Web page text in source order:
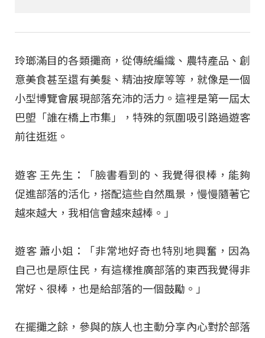
玲瑯滿目的各類攤商，從傳統編織、農特產品、創
意美食甚至還有美髮、精油按摩等等，就像是一個
小型博覽會展現部落充沛的活力。這裡是第一屆太
巴塱「誰在橋上市集」，特殊的氛圍吸引路過遊客
前往逛逛。
遊客 王先生：「臉書看到的、我覺得很棒，能夠
促進部落的活化，搭配這些自然風景，慢慢隨著它
越來越大，我相信會越來越棒。」
遊客 蕭小姐：「非常地好奇也特別地興奮，因為
自己也是原住民，有這樣推廣部落的東西我覺得非
常好、很棒，也是給部落的一個鼓勵。」
在擺攤之餘，參與的族人也主動分享內心對於部落